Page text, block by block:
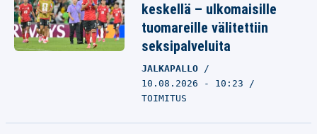
keskellä – ulkomaisille
tuomareille välitettiin
seksipalveluita
JALKAPALLO
10.08.2026 - 10:23
TOIMITUS